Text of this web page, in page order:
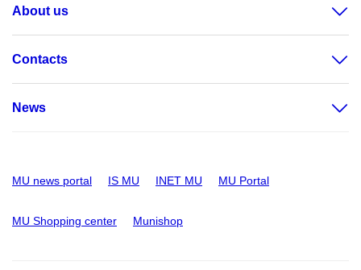
About us
Contacts
News
MU news portal IS MU INET MU MU Portal
MU Shopping center Munishop